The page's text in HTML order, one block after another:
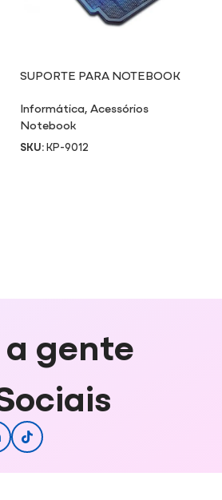
SUPORTE PARA NOTEBOOK
Informática,Acessórios
Notebook
SKU:KP-9012
gente